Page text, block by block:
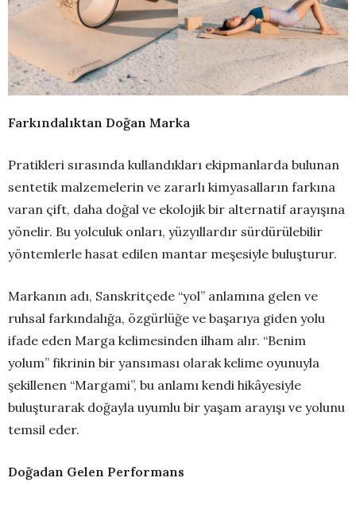
Farkındalıktan Doğan Marka
Pratikleri sırasında kullandıkları ekipmanlarda bulunan
sentetik malzemelerin ve zararlı kimyasalların farkına
varan çift, daha doğal ve ekolojik bir alternatif arayışına
yönelir. Bu yolculuk onları, yüzyıllardır sürdürülebilir
yöntemlerle hasat edilen mantar meşesiyle buluşturur.
Markanın adı, Sanskritçede “yol” anlamına gelen ve
ruhsal farkındalığa, özgürlüğe ve başarıya giden yolu
ifade eden Marga kelimesinden ilham alır. “Benim
yolum” fikrinin bir yansıması olarak kelime oyunuyla
şekillenen “Margami”, bu anlamı kendi hikâyesiyle
buluşturarak doğayla uyumlu bir yaşam arayışı ve yolunu
temsil eder.
Doğadan Gelen Performans